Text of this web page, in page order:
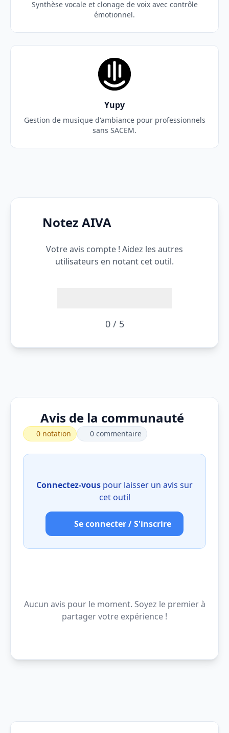
Synthèse vocale et clonage de voix avec contrôle
émotionnel.
Yupy
Gestion de musique d'ambiance pour professionnels
sans SACEM.
Notez AIVA
Votre avis compte ! Aidez les autres
utilisateurs en notant cet outil.
0 / 5
Avis de la communauté
0 notation 0 commentaire
Connectez-vous pour laisser un avis sur
cet outil
Se connecter / S'inscrire
Aucun avis pour le moment. Soyez le premier à
partager votre expérience !